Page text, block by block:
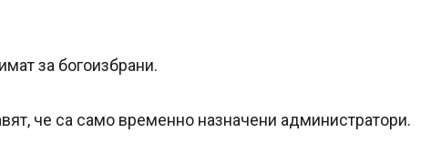
за богоизбрани.
че са само временно назначени администратори.